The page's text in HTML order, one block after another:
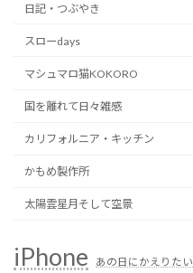
日記・つぶやき
スローdays
マシュマロ猫KOKORO
国を離れて日々雑感
カリフォルニア・キッチン
かもめ製作所
太陽雲星月そして空景
iPhone あの日にかえりたい